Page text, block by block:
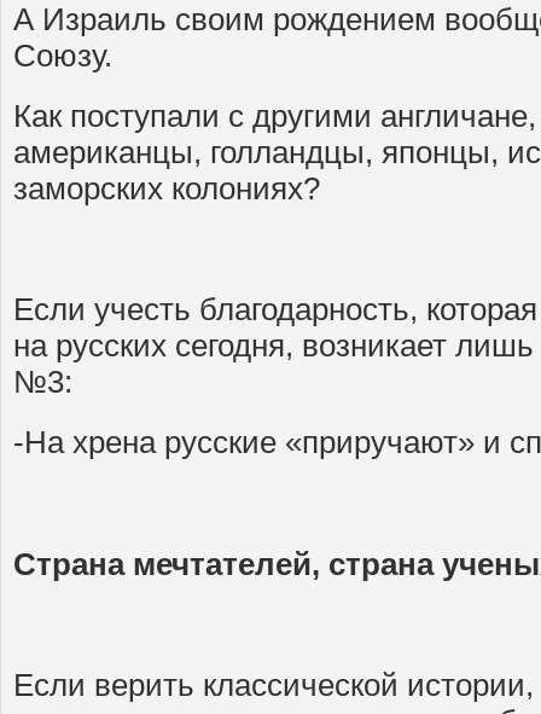
А Израиль своим рождением
Союзу.
Как поступали с другими
американцы, голландцы, японцы,
заморских колониях?
Если учесть благодарность,
на русских сегодня, возникает
№3:
-На хрена русские «приручают» и
Страна мечтателей, страна
Если верить классической